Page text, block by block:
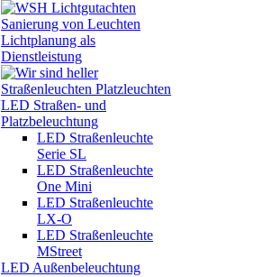
Sanierung von Leuchten
Lichtplanung als
Dienstleistung
LED Straßen- und
Platzbeleuchtung
LED Straßenleuchte
Serie SL
LED Straßenleuchte
One Mini
LED Straßenleuchte
LX-O
LED Straßenleuchte
MStreet
LED Außenbeleuchtung